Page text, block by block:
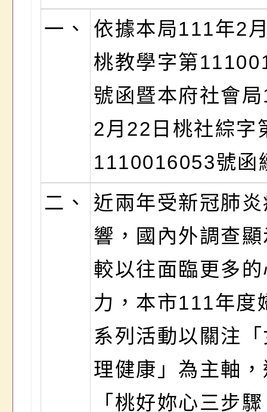
一、
依據本局111年2
桃教學字第
號函暨本府社會
2月22日桃社綜字
1110016053號函
二、
近兩年受新冠肺
響，國內外調查
較以往面臨更多
力，本市111年度
系列活動以關注
理健康」為主軸
「桃好妳心三步